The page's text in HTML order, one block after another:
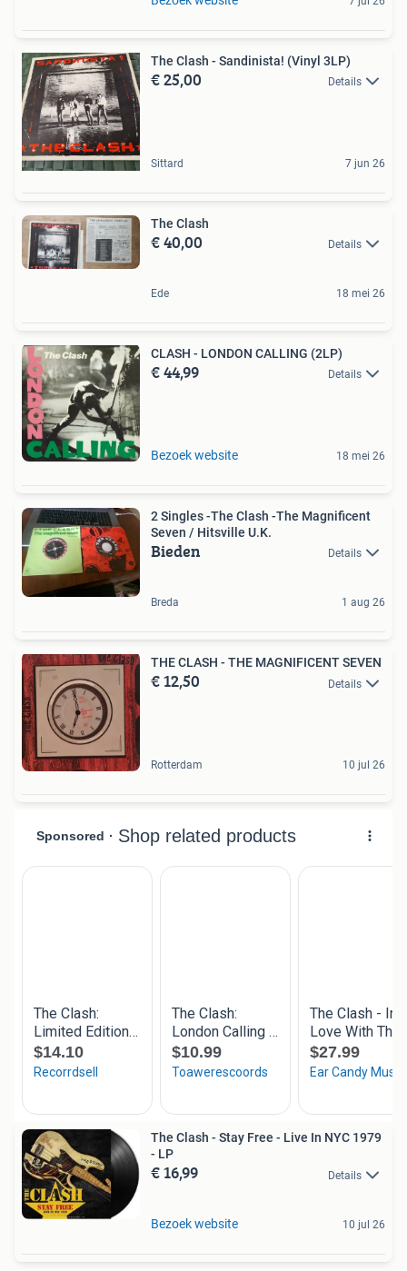
The Clash - Sandinista! (Vinyl 3LP)
€ 25,00 Details
Sittard 7 jun 26
The Clash
€ 40,00 Details
Ede 18 mei 26
CLASH - LONDON CALLING (2LP)
€ 44,99 Details
Bezoek website 18 mei 26
2 Singles -The Clash -The Magnificent
Seven / Hitsville U.K.
Bieden Details
Breda 1 aug 26
THE CLASH - THE MAGNIFICENT SEVEN
€ 12,50 Details
Rotterdam 10 jul 26
The Clash - Stay Free - Live In NYC 1979
- LP
€ 16,99 Details
Bezoek website 10 jul 26